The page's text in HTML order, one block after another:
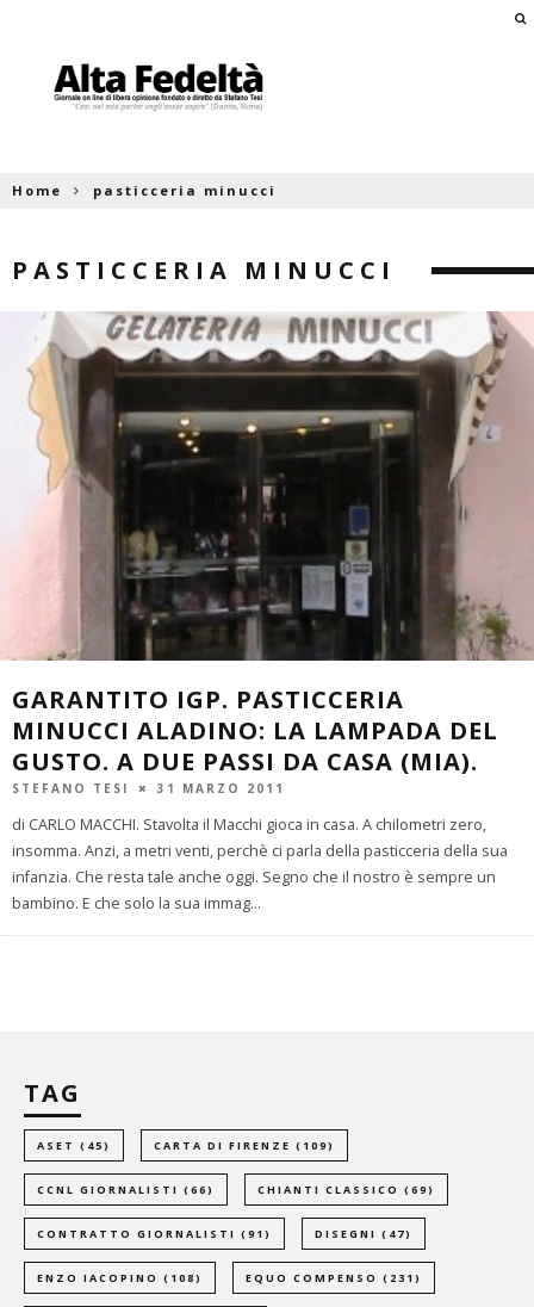
Home pasticceria minucci
PASTICCERIA MINUCCI
GARANTITO IGP. PASTICCERIA
MINUCCI ALADINO: LA LAMPADA DEL
GUSTO. A DUE PASSI DA CASA (MIA).
STEFANO TESI 31 MARZO 2011
di CARLO MACCHI. Stavolta il Macchi gioca in casa. A chilometri zero,
insomma. Anzi, a metri venti, perchè ci parla della pasticceria della sua
infanzia. Che resta tale anche oggi. Segno che il nostro è sempre un
bambino. E che solo la sua immag...
TAG
ASET (45) CARTA DI FIRENZE (109)
CCNL GIORNALISTI (66) CHIANTI CLASSICO (69)
CONTRATTO GIORNALISTI (91) DISEGNI (47)
ENZO IACOPINO (108) EQUO COMPENSO (231)